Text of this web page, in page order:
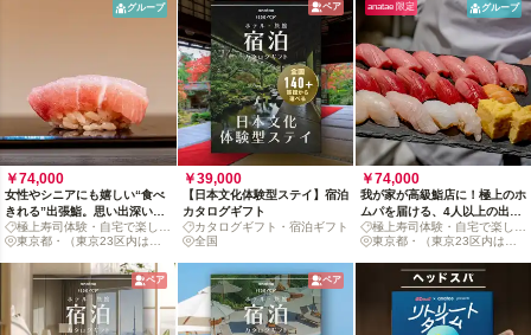
グループ
￥74,000
女性やシニアにも嬉しい“食べ
きれる”出張鮨。思い出深い鮨
劇場を3人以上で
極上寿司体験・自宅で楽しめ
る
東京都・（東京23区内は追
ペア
￥39,000
【日本文化体験型ステイ】宿泊
カタログギフト
カタログギフト・宿泊ギフト
全国
anatae 限定 グループ
￥74,000
我が家が高級鮨店に！極上のホ
ムパを届ける、4人以上の出張
鮨体験
極上寿司体験・自宅で楽しめ
る
東京都・（東京23区内は追
ペア ペア